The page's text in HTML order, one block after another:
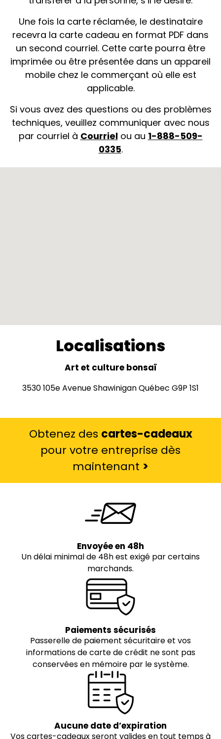
Une fois la carte réclamée, le destinataire
recevra la carte cadeau en format PDF dans
un second courriel. Cette carte pourra être
imprimée ou être présentée dans un appareil
mobile chez le commerçant où elle est
applicable.
Si vous avez des questions ou des problèmes
techniques, veuillez communiquer avec nous
par courriel à Courrielou au 1-888-509-
0335.
Localisations
Art et culture bonsaï
3530 105e Avenue Shawinigan Québec G9P 1S1
Obtenez des cartes-cadeaux
pour votre entreprise dès
maintenant >
Envoyée en 48h
Un délai minimal de 48h est exigé par certains
marchands.
Paiements sécurisés
Passerelle de paiement sécuritaire et vos
informations de carte de crédit ne sont pas
conservées en mémoire par le système.
Aucune date d’expiration
Vos cartes-cadeaux seront valides en tout temps à